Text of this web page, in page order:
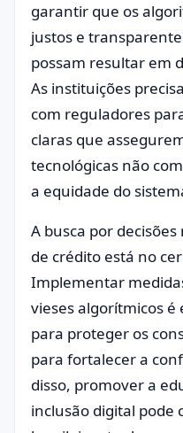
garantir que os
justos e
possam resultar em
As instituições
com reguladores
claras que
tecnológicas não
a equidade do
A busca por
de crédito está no
Implementar
vieses algorítmicos é
para proteger os
para fortalecer a
disso, promover a
inclusão digital pode